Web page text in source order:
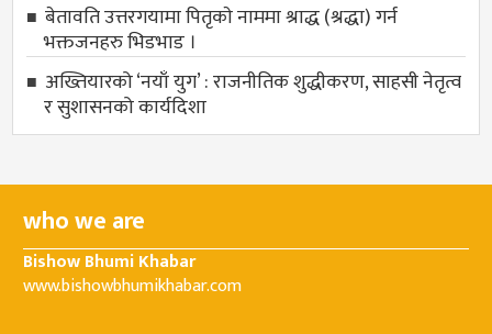
बेतावति उत्तरगयामा पितृकाे नाममा श्राद्ध (श्रद्धा) गर्न
भक्तजनहरु भिडभाड ।
अख्तियारको ‘नयाँ युग’ : राजनीतिक शुद्धीकरण, साहसी नेतृत्व
र सुशासनको कार्यदिशा
who we are
Bishow Bhumi Khabar
www.bishowbhumikhabar.com